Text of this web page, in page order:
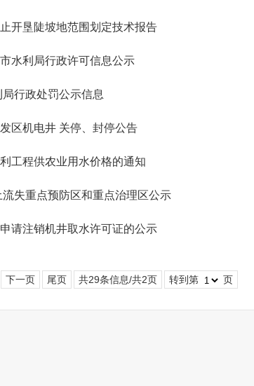
开垦陡坡地范围划定技术报告
水利局行政许可信息公示
行政处罚公示信息
区机电井 关停、封停公告
工程供农业用水价格的通知
失重点预防区和重点治理区公示
请注销机井取水许可证的公示
下一页 尾页 共29条信息/共2页 转到第 页